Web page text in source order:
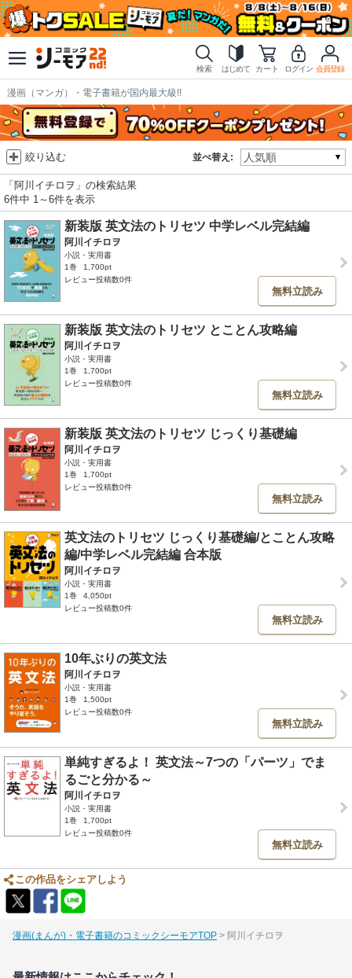
検索 はじめて カート ログイン 会員登録
漫画（マンガ）・電子書籍が国内最大級!!
並べ替え:
絞り込む
「阿川イチロヲ」の検索結果
6件中 1～6件を表示
新装版 英文法のトリセツ 中学レベル完結編
阿川イチロヲ
小説・実用書
1巻
1,700pt
レビュー投稿数0件
無料立読み
新装版 英文法のトリセツ とことん攻略編
阿川イチロヲ
小説・実用書
1巻
1,700pt
レビュー投稿数0件
無料立読み
新装版 英文法のトリセツ じっくり基礎編
阿川イチロヲ
小説・実用書
1巻
1,700pt
レビュー投稿数0件
無料立読み
英文法のトリセツ じっくり基礎編/とことん攻略
編/中学レベル完結編 合本版
阿川イチロヲ
小説・実用書
1巻
4,050pt
レビュー投稿数0件
無料立読み
10年ぶりの英文法
阿川イチロヲ
小説・実用書
1巻
1,500pt
レビュー投稿数0件
無料立読み
単純すぎるよ！ 英文法～7つの「パーツ」でま
るごと分かる～
阿川イチロヲ
小説・実用書
1巻
1,700pt
レビュー投稿数0件
無料立読み
この作品をシェアしよう
漫画(まんが)・電子書籍のコミックシーモアTOP 阿川イチロヲ